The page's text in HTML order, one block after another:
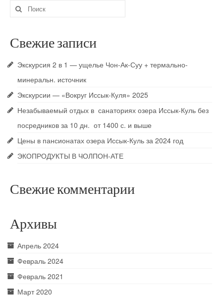
Искать:
Свежие записи
Экскурсия 2 в 1 — ущелье Чон-Ак-Суу + термально-
минеральн. источник
Экскурсии — «Вокруг Иссык-Куля» 2025
Незабываемый отдых в санаториях озера Иссык-Куль без
посредников за 10 дн. от 1400 с. и выше
Цены в пансионатах озера Иссык-Куль за 2024 год
ЭКОПРОДУКТЫ В ЧОЛПОН-АТЕ
Свежие комментарии
Архивы
Апрель 2024
Февраль 2024
Февраль 2021
Март 2020